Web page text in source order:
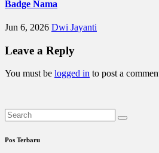
Badge Nama
Jun 6, 2026 Dwi Jayanti
Leave a Reply
You must be logged in to post a
Pos Terbaru